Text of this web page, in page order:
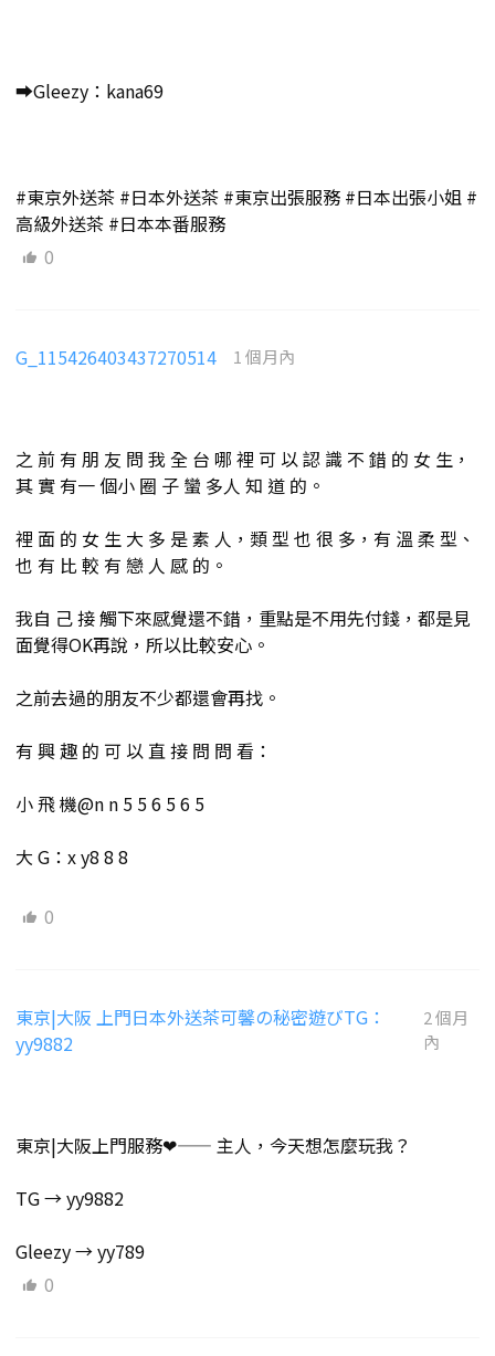
➡️Gleezy：kana69
#東京外送茶 #日本外送茶 #東京出張服務 #日本出張小姐 #
高級外送茶 #日本本番服務
0
G_115426403437270514 1 個月內
之 前 有 朋 友 問 我 全 台 哪 裡 可 以 認 識 不 錯 的 女 生，
其 實 有一 個小 圈 子 蠻 多人 知 道 的。
裡 面 的 女 生 大 多 是 素 人，類 型 也 很 多，有 溫 柔 型、
也 有 比 較 有 戀 人 感 的。
我自 己 接 觸下來感覺還不錯，重點是不用先付錢，都是見
面覺得OK再說，所以比較安心。
之前去過的朋友不少都還會再找。
有 興 趣 的 可 以 直 接 問 問 看：
小 飛 機@n n 5 5 6 5 6 5
大 G：x y8 8 8
0
東京|大阪 上門日本外送茶可馨の秘密遊びTG：
yy9882
2 個月
內
東京|大阪上門服務❤—— 主人，今天想怎麼玩我？
TG → yy9882
Gleezy → yy789
0